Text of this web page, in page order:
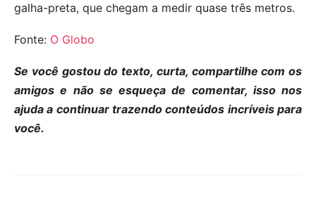
galha-preta, que chegam a medir quase três metros.
Fonte: O Globo
Se você gostou do texto, curta, compartilhe com os
amigos e não se esqueça de comentar, isso nos
ajuda a continuar trazendo conteúdos incríveis para
você.